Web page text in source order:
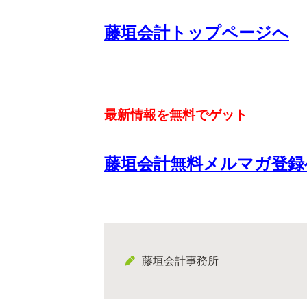
藤垣会計トップページへ
最新情報を無料でゲット
藤垣会計無料メルマガ登
藤垣会計事務所